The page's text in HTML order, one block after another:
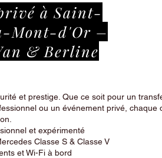
à Saint-
Mont-d'Or –
& Berline
et prestige. Que ce soit pour un
ou un événement privé, chaque
et expérimenté
Classe S & Classe V
et Wi-Fi à bord